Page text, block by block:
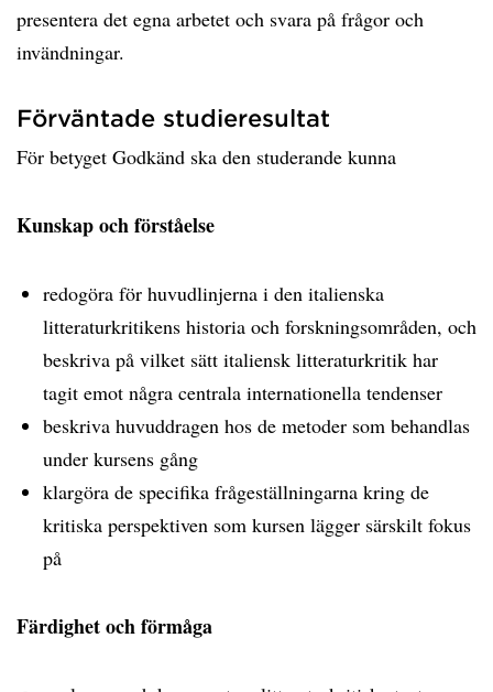
presentera det egna arbetet och svara på frågor och
invändningar.
Förväntade studieresultat
För betyget Godkänd ska den studerande kunna
Kunskap och förståelse
redogöra för huvudlinjerna i den italienska
litteraturkritikens historia och forskningsområden, och
beskriva på vilket sätt italiensk litteraturkritik har
tagit emot några centrala internationella tendenser
beskriva huvuddragen hos de metoder som behandlas
under kursens gång
klargöra de specifika frågeställningarna kring de
kritiska perspektiven som kursen lägger särskilt fokus
på
Färdighet och förmåga